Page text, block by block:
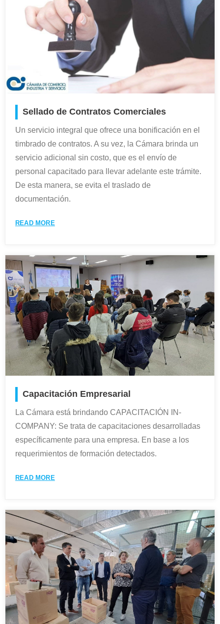
Sellado de Contratos Comerciales
Un servicio integral que ofrece una bonificación en el
timbrado de contratos. A su vez, la Cámara brinda un
servicio adicional sin costo, que es el envío de
personal capacitado para llevar adelante este trámite.
De esta manera, se evita el traslado de
documentación.
READ MORE
Capacitación Empresarial
La Cámara está brindando CAPACITACIÓN IN-
COMPANY: Se trata de capacitaciones desarrolladas
específicamente para una empresa. En base a los
requerimientos de formación detectados.
READ MORE